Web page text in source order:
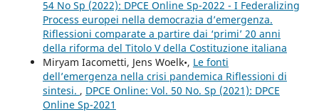
54 No Sp (2022): DPCE Online Sp-2022 - I Federalizing
Process europei nella democrazia d’emergenza.
Riflessioni comparate a partire dai ‘primi’ 20 anni
della riforma del Titolo V della Costituzione italiana
Miryam Iacometti, Jens Woelk•, Le fonti
dell’emergenza nella crisi pandemica Riflessioni di
sintesi. , DPCE Online: Vol. 50 No. Sp (2021): DPCE
Online Sp-2021